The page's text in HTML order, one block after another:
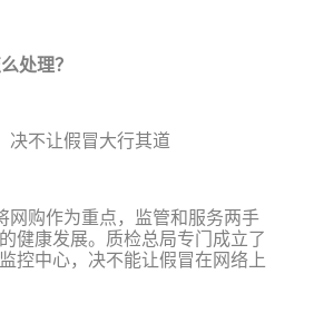
处理？
决不让假冒大行其道
网购作为重点，监管和服务两手
健康发展。质检总局专门成立了
控中心，决不能让假冒在网络上